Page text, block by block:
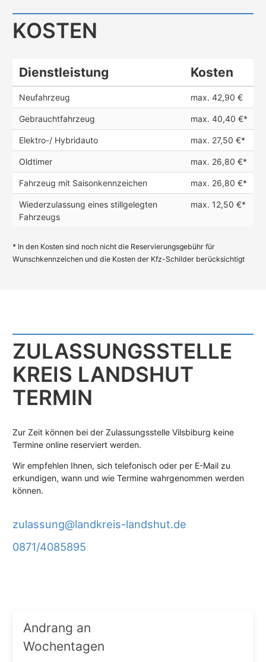
KOSTEN
Dienstleistung Kosten
Neufahrzeug max. 42,90 €
Gebrauchtfahrzeug max. 40,40 €*
Elektro-/ Hybridauto max. 27,50 €*
Oldtimer max. 26,80 €*
Fahrzeug mit Saisonkennzeichen max. 26,80 €*
Wiederzulassung eines stillgelegten
Fahrzeugs
max. 12,50 €*
* In den Kosten sind noch nicht die Reservierungsgebühr für
Wunschkennzeichen und die Kosten der Kfz-Schilder berücksichtigt
ZULASSUNGS­STELLE
KREIS LANDSHUT
TERMIN
Zur Zeit können bei der Zulassungsstelle Vilsbiburg keine
Termine online reserviert werden.
Wir empfehlen Ihnen, sich telefonisch oder per E-Mail zu
erkundigen, wann und wie Termine wahrgenommen werden
können.
zulassung@landkreis-landshut.de
0871/4085895
Andrang an
Wochentagen